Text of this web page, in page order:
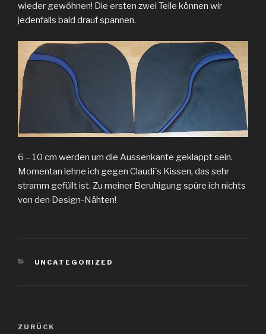
wieder gewöhnen! Die ersten zwei Teile können wir
jedenfalls bald drauf spannen.
6 – 10 cm werden um die Aussenkante geklappt sein.
Momentan lehne ich gegen Claudiˋs Kissen, das sehr
stramm gefüllt ist. Zu meiner Beruhigung spüre ich nichts
von den Design-Nähten!
KATEGORIEN
UNCATEGORIZED
Beitragsnavigation
Vorheriger
ZURÜCK